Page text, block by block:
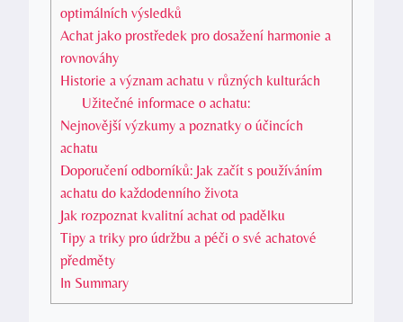
optimálních výsledků
Achat jako prostředek pro dosažení harmonie a
rovnováhy
Historie a význam achatu v různých kulturách
Užitečné informace o achatu:
Nejnovější výzkumy a poznatky o účincích
achatu
Doporučení odborníků: Jak začít s používáním
achatu do každodenního života
Jak rozpoznat kvalitní achat od padělku
Tipy a triky pro údržbu a péči o své achatové
předměty
In Summary